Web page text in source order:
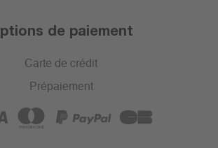
de paiement
Carte de crédit
Prépaiement